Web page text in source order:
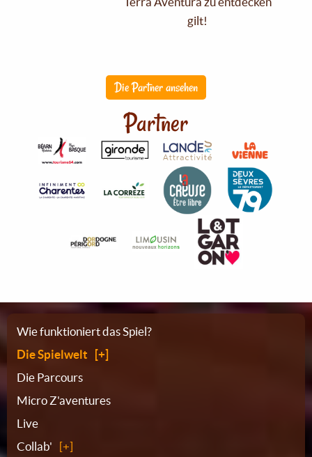
gilt!
Die Partner ansehen
Partner
Sitemap
Wie funktioniert das Spiel?
Die Spielwelt
Die Parcours
Micro Z'aventures
Live
Collab'